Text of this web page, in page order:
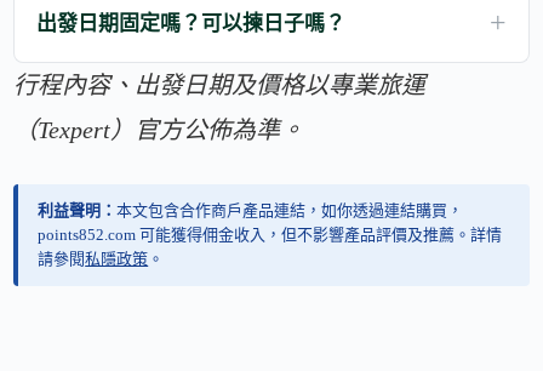
出發日期固定嗎？可以揀日子嗎？
行程內容、出發日期及價格以專業旅運
（Texpert）官方公佈為準。
利益聲明：本文包含合作商戶產品連結，如你透過連結購買，
points852.com 可能獲得佣金收入，但不影響產品評價及推薦。詳情
請參閱私隱政策 。